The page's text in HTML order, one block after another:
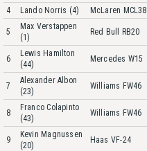
4
Lando Norris (4) McLaren MCL38
5
Max Verstappen
(1)
Red Bull RB20
6
Lewis Hamilton
(44)
Mercedes W15
7
Alexander Albon
(23)
Williams FW46
8
Franco Colapinto
(43)
Williams FW46
9
Kevin Magnussen
(20)
Haas VF-24